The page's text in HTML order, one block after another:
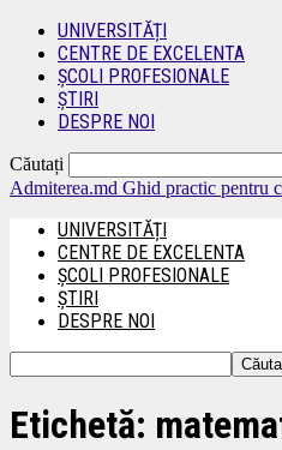
UNIVERSITĂȚI
CENTRE DE EXCELENTA
ȘCOLI PROFESIONALE
ȘTIRI
DESPRE NOI
Căutați
Admiterea.md Ghid practic pentru
UNIVERSITĂȚI
CENTRE DE EXCELENTA
ȘCOLI PROFESIONALE
ȘTIRI
DESPRE NOI
Etichetă: